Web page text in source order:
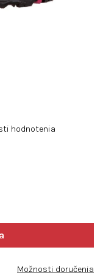
Možnosti doručenia
hodnotenia